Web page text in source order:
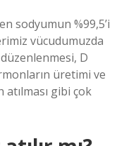
sodyumun %99,5’i
vücudumuzda
düzenlenmesi, D
üretimi ve
gibi çok